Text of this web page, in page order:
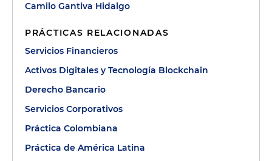
Camilo Gantiva Hidalgo
PRÁCTICAS RELACIONADAS
Servicios Financieros
Activos Digitales y Tecnología Blockchain
Derecho Bancario
Servicios Corporativos
Práctica Colombiana
Práctica de América Latina